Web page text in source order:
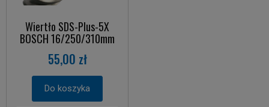
Wiertło SDS-Plus-5X
BOSCH 16/250/310mm
55,00 zł
Do koszyka